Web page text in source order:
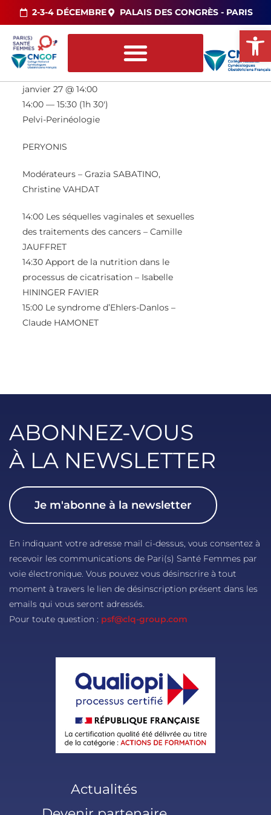
2-3-4 DÉCEMBRE PALAIS DES CONGRÈS - PARIS
Modérateurs –Grazia SABATINO,
Christine VAHDAT
14:00 Les séquelles vaginales et sexuelles
des traitements des cancers –Camille
JAUFFRET
14:30 Apport de la nutrition dans le
processus de cicatrisation – Isabelle
HININGER FAVIER
15:00 Le syndrome d’Ehlers-Danlos –
Claude HAMONET
janvier 27 @ 14:00
14:00 — 15:30 (1h 30′)
Pelvi-Perinéologie
PERYONIS
ABONNEZ-VOUS
À LA NEWSLETTER
Je m'abonne à la newsletter
En indiquant votre adresse mail ci-dessus, vous consentez à
recevoir les communications de Pari(s) Santé Femmes par
voie électronique. Vous pouvez vous désinscrire à tout
moment à travers le lien de désinscription présent dans les
emails qui vous seront adressés.
Pour toute question : psf@clq-group.com
Actualités